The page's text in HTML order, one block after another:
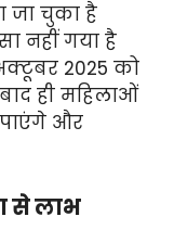
जा चुका है
नहीं गया है
2025 को
ही महिलाओं
और
से लाभ